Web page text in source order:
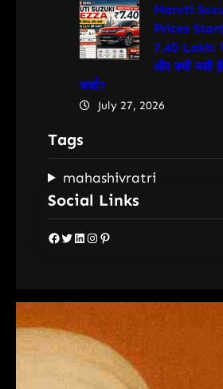
Maruti
Prices
7.40 Lakh:
और क्यों मची
चर्चा?
July 27, 2026
Tags
mahashivratri
Social Links
Facebook Twitter LinkedIn Instagram Pinterest